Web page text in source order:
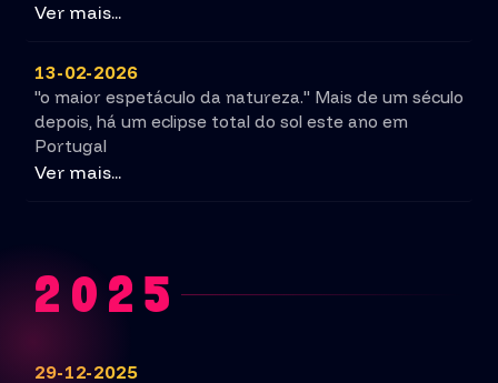
Ver mais...
13-02-2026
"o maior espetáculo da natureza." Mais de um século
depois, há um eclipse total do sol este ano em
Portugal
Ver mais...
2025
29-12-2025